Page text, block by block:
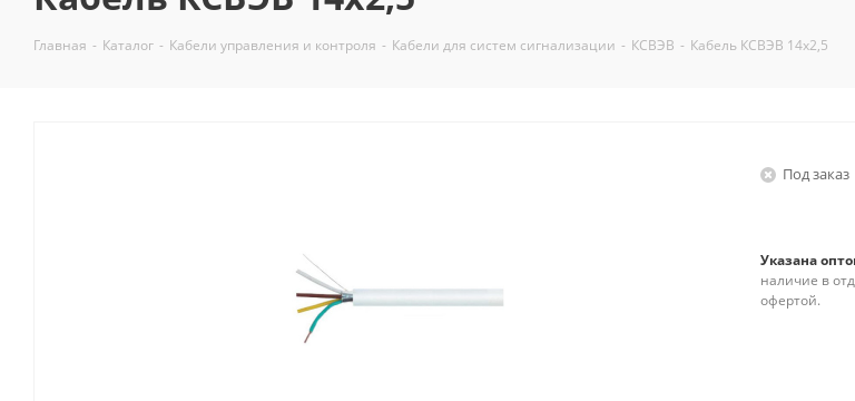
Главная - Каталог - Кабели управления и контроля - Кабели для систем сигнализации - КСВЭВ - Кабель КСВЭВ 14х2,5
Под заказ
Указана
наличие в
офертой.